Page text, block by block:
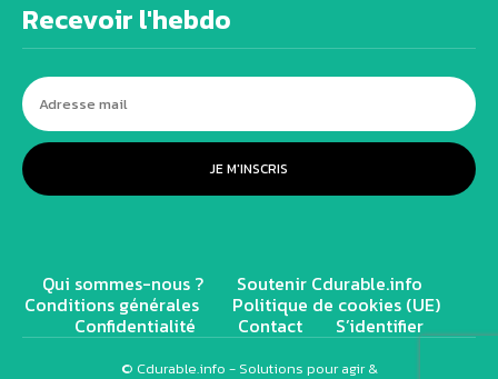
Recevoir l'hebdo
JE M'INSCRIS
Qui sommes-nous ? Soutenir Cdurable.info
Conditions générales Politique de cookies (UE)
Confidentialité Contact S’identifier
© Cdurable.info - Solutions pour agir &